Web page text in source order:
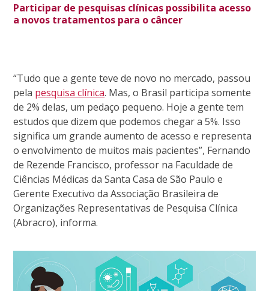
Participar de pesquisas clínicas possibilita acesso
a novos tratamentos para o câncer
“Tudo que a gente teve de novo no mercado, passou
pela pesquisa clínica. Mas, o Brasil participa somente
de 2% delas, um pedaço pequeno. Hoje a gente tem
estudos que dizem que podemos chegar a 5%. Isso
significa um grande aumento de acesso e representa
o envolvimento de muitos mais pacientes”, Fernando
de Rezende Francisco, professor na Faculdade de
Ciências Médicas da Santa Casa de São Paulo e
Gerente Executivo da Associação Brasileira de
Organizações Representativas de Pesquisa Clínica
(Abracro), informa.